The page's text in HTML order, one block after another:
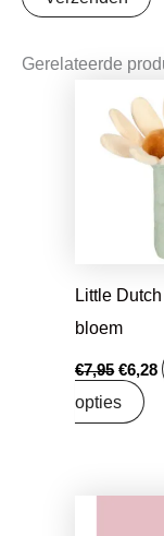
Gerelateerde
Little
bloem
€7,95
prijs
was:
€7,95.
€6,28
opties